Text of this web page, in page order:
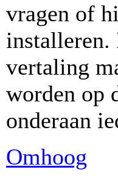
vragen of
installeren.
vertaling
worden op
onderaan
Omhoog